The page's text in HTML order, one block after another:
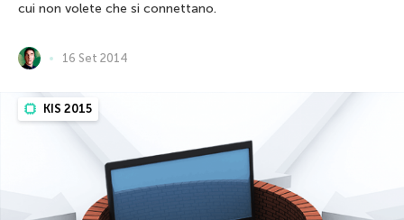
cui non volete che si connettano.
16 Set 2014
KIS 2015